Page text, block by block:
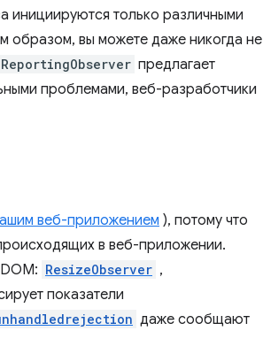
инициируются только различными
образом, вы можете даже никогда не
ReportingObserver предлагает
проблемами, веб-разработчики
веб-приложением ), потому что
в веб-приложении.
ResizeObserver ,
показатели
даже сообщают